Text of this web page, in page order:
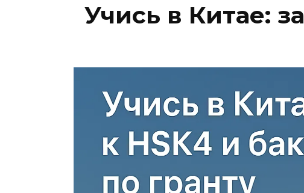
Учись в Китае: